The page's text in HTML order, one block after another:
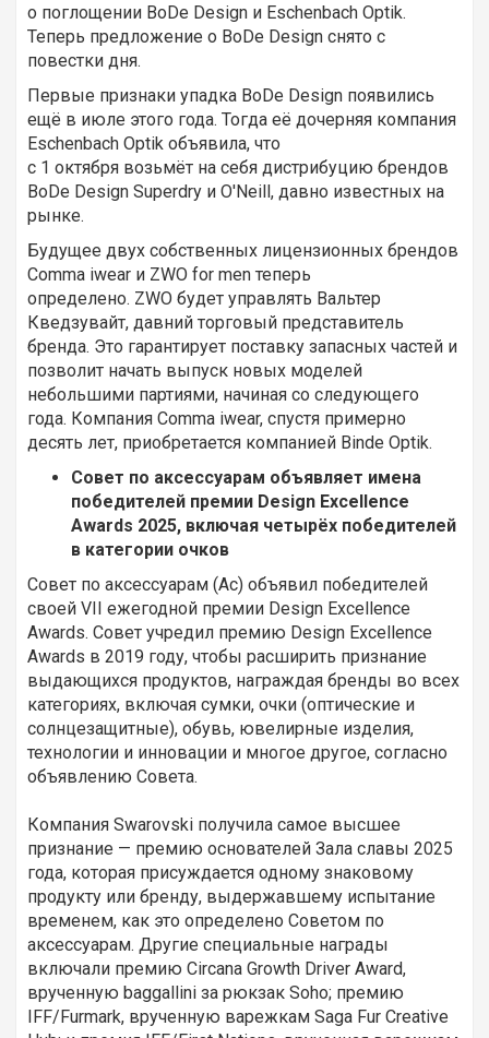
о поглощении BoDe Design и Eschenbach Optik.
Теперь предложение о BoDe Design снято с
повестки дня.
Первые признаки упадка BoDe Design появились
ещё в июле этого года. Тогда её дочерняя компания
Eschenbach Optik объявила, что
с 1 октября возьмёт на себя дистрибуцию брендов
BoDe Design Superdry и O'Neill, давно известных на
рынке.
Будущее двух собственных лицензионных брендов
Comma iwear и ZWO for men теперь
определено. ZWO будет управлять Вальтер
Кведзувайт, давний торговый представитель
бренда. Это гарантирует поставку запасных частей и
позволит начать выпуск новых моделей
небольшими партиями, начиная со следующего
года. Компания Comma iwear, спустя примерно
десять лет, приобретается компанией Binde Optik.
Совет по аксессуарам объявляет имена
победителей премии Design Excellence
Awards 2025, включая четырёх победителей
в категории очков
Совет по аксессуарам (Ac) объявил победителей
своей VII ежегодной премии Design Excellence
Awards. Совет учредил премию Design Excellence
Awards в 2019 году, чтобы расширить признание
выдающихся продуктов, награждая бренды во всех
категориях, включая сумки, очки (оптические и
солнцезащитные), обувь, ювелирные изделия,
технологии и инновации и многое другое, согласно
объявлению Совета.
Компания Swarovski получила самое высшее
признание — премию основателей Зала славы 2025
года, которая присуждается одному знаковому
продукту или бренду, выдержавшему испытание
временем, как это определено Советом по
аксессуарам. Другие специальные награды
включали премию Circana Growth Driver Award,
врученную baggallini за рюкзак Soho; премию
IFF/Furmark, врученную варежкам Saga Fur Creative